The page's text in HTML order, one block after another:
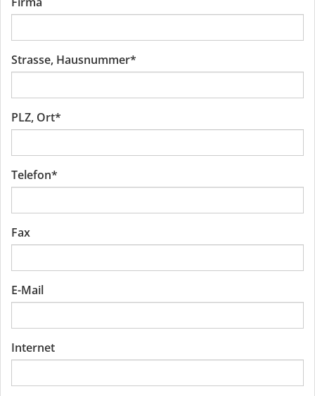
Strasse, Hausnummer*
PLZ, Ort*
Telefon*
Fax
E-Mail
Internet